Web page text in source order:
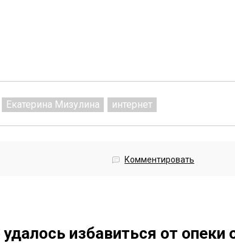
Екатерина Мизулина интернет
Комментировать
избавиться от опеки